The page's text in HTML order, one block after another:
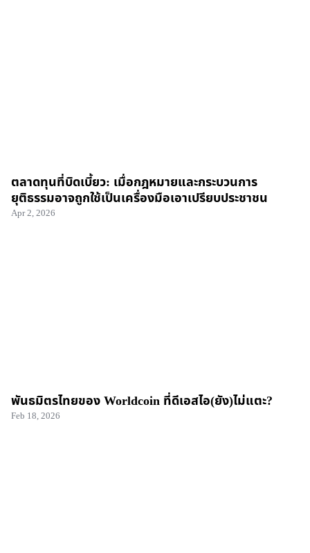
ตลาดทุนที่บิดเบี้ยว: เมื่อกฎหมายและกระบวนการ
ยุติธรรมอาจถูกใช้เป็นเครื่องมือเอาเปรียบประชาชน
Apr 2, 2026
พันธมิตรไทยของ Worldcoin ที่ดีเอสไอ(ยัง)ไม่แตะ?
Feb 18, 2026